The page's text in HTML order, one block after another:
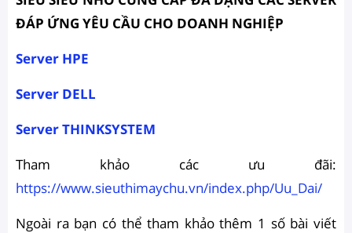
ĐÁP ỨNG YÊU CẦU CHO DOANH NGHIỆP
Server HPE
Server DELL
Server THINKSYSTEM
Tham khảo các ưu đãi:
https://www.sieuthimaychu.vn/index.php/Uu_Dai/
Ngoài ra bạn có thể tham khảo thêm 1 số bài viết